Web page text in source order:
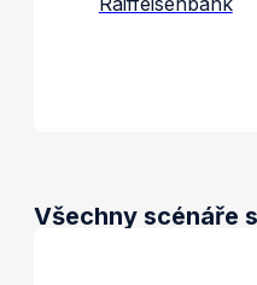
Všechny scénáře